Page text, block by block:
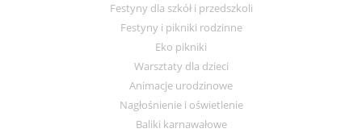
Festyny dla szkół i przedszkoli
Festyny i pikniki rodzinne
Eko pikniki
Warsztaty dla dzieci
Animacje urodzinowe
Nagłośnienie i oświetlenie
Baliki karnawałowe